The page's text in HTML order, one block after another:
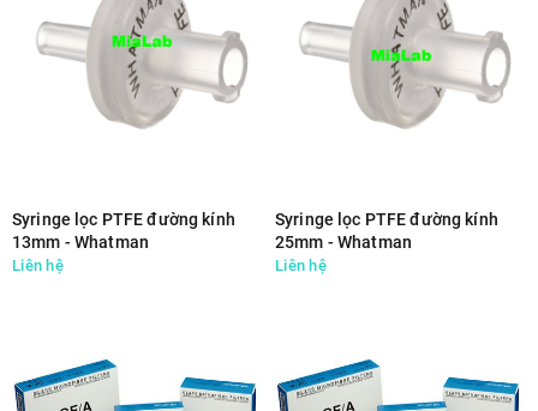
Syringe lọc PTFE đường kính
13mm - Whatman
Liên hệ
Syringe lọc PTFE đường kính
25mm - Whatman
Liên hệ